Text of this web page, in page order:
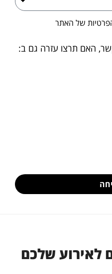
של האתר
האם תרצו עזרה גם ב:
לאירוע שלכם